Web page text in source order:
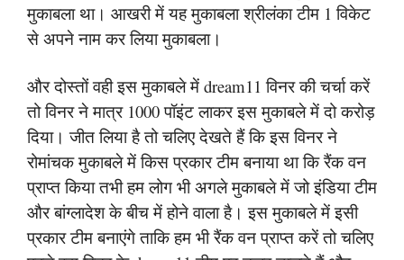
मुकाबला था। आखरी में यह मुकाबला श्रीलंका टीम 1 विकेट
से अपने नाम कर लिया मुकाबला।
और दोस्तों वही इस मुकाबले में dream11 विनर की चर्चा करें
तो विनर ने मात्र 1000 पॉइंट लाकर इस मुकाबले में दो करोड़
दिया। जीत लिया है तो चलिए देखते हैं कि इस विनर ने
रोमांचक मुकाबले में किस प्रकार टीम बनाया था कि रैंक वन
प्राप्त किया तभी हम लोग भी अगले मुकाबले में जो इंडिया टीम
और बांग्लादेश के बीच में होने वाला है। इस मुकाबले में इसी
प्रकार टीम बनाएंगे ताकि हम भी रैंक वन प्राप्त करें तो चलिए